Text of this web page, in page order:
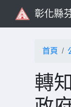
彰化縣
首頁
轉